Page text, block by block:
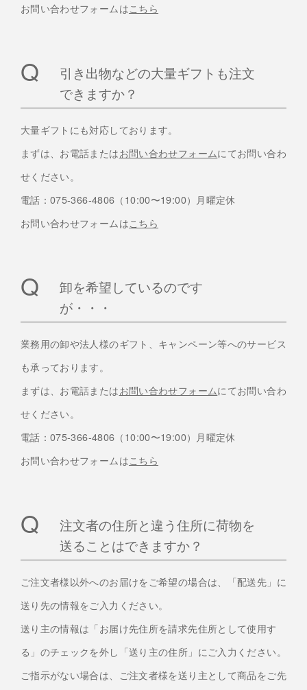
お問い合わせフォームはこちら
引き出物などの大量ギフトも注文
できますか？
大量ギフトにも対応しております。
まずは、お電話またはお問い合わせフォームにてお問い合わ
せください。
電話：075-366-4806（10:00〜19:00）月曜定休
お問い合わせフォームはこちら
卸を希望しているのです
が・・・
業務用の卸や法人様のギフト、キャンペーン等へのサービス
も承っております。
まずは、お電話またはお問い合わせフォームにてお問い合わ
せください。
電話：075-366-4806（10:00〜19:00）月曜定休
お問い合わせフォームはこちら
注文者の住所と違う住所に荷物を
送ることはできますか？
ご注文者様以外へのお届けをご希望の場合は、「配送先」に
送り先の情報をご入力ください。
送り主の情報は「お届け先住所を請求先住所として使用す
る」のチェックを外し「送り主の住所」にご入力ください。
ご指示がない場合は、ご注文者様を送り主として商品をご先